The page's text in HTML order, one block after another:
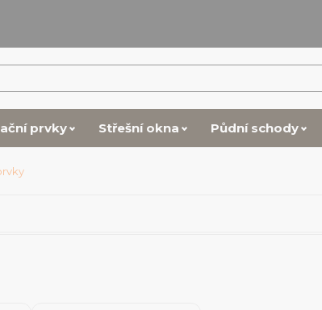
prvky Střešní okna Půdní schody